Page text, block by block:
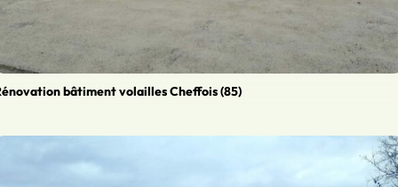
bâtiment volailles Cheffois (85)